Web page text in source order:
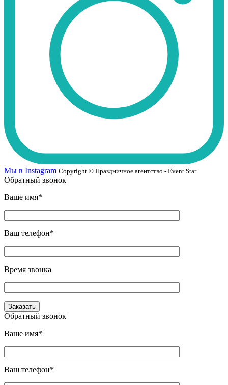
Мы в Instagram Copyright © Праздничное агентство - Event Star.
Обратный звонок
Ваше имя*
Ваш телефон*
Время звонка
Обратный звонок
Ваше имя*
Ваш телефон*